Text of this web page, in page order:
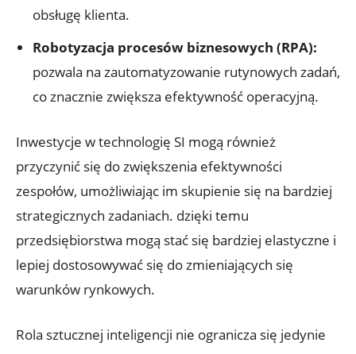
obsługę klienta.
Robotyzacja procesów biznesowych (RPA):
pozwala na zautomatyzowanie rutynowych zadań,
co znacznie zwiększa efektywność operacyjną.
Inwestycje w technologię SI mogą również
przyczynić się do zwiększenia efektywności
zespołów, umożliwiając im skupienie się na bardziej
strategicznych zadaniach. dzięki temu
przedsiębiorstwa mogą stać się bardziej elastyczne i
lepiej dostosowywać się do zmieniających się
warunków rynkowych.
Rola sztucznej inteligencji nie ogranicza się jedynie